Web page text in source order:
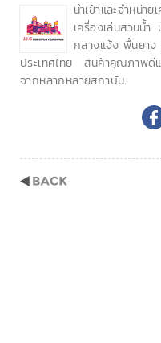
นำเข้าและจำหน่า
เครื่องเล่นสวนน้
กลางแจ้ง พื้นยาง
ประเทศไทย สินค้าคุณภาพดี
จากหลากหลายสถาบัน.